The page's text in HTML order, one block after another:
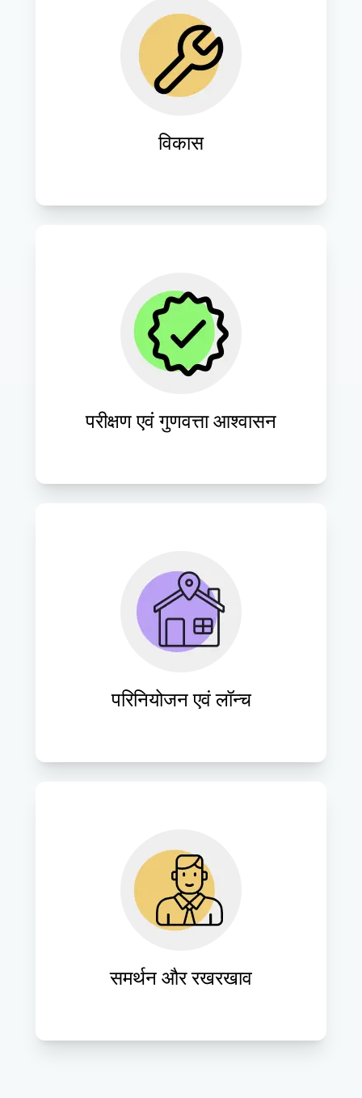
विकास
वेबसाइट डिज़ाइनों को निर्बाध कार्यक्षमता के साथ
जीवंत बनाने के लिए अत्याधुनिक तकनीकों और
कोडिंग मानकों को लागू करें।
परीक्षण एवं गुणवत्ता आश्वासन
वेबसाइट के सर्वोत्तम प्रदर्शन, उपयोगिता और
विश्वसनीयता सुनिश्चित करने के लिए कठोर
परीक्षण प्रक्रियाएँ संचालित करें।
परिनियोजन एवं लॉन्च
वेबसाइटों का समय पर लॉन्च सुनिश्चित करने,
दृश्यता और उपयोगकर्ता जुड़ाव को अधिकतम
करने के लिए सुचारू परिनियोजन प्रक्रियाएँ
समर्थन और रखरखाव
वेबसाइट के प्रदर्शन को बनाए रखने और बदलती
ज़रूरतों को पूरा करने के लिए निरंतर समर्थन और
रखरखाव सेवाएँ प्रदान करें, जिससे दीर्घकालिक